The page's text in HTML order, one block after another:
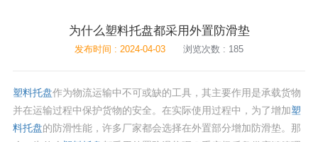
为什么塑料托盘都采用外置防滑垫
发布时间 : 2024-04-03 浏览次数 : 185
塑料托盘作为物流运输中不可或缺的工具，其主要作用是承载货物
并在运输过程中保护货物的安全。在实际使用过程中，为了增加塑
料托盘的防滑性能，许多厂家都会选择在外置部分增加防滑垫。那